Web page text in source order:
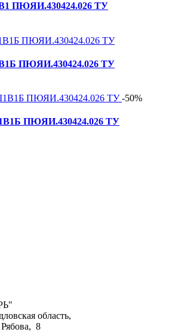
ПЮЯИ.430424.026 ТУ
ПЮЯИ.430424.026 ТУ
-50%
ПЮЯИ.430424.026 ТУ
область,
8